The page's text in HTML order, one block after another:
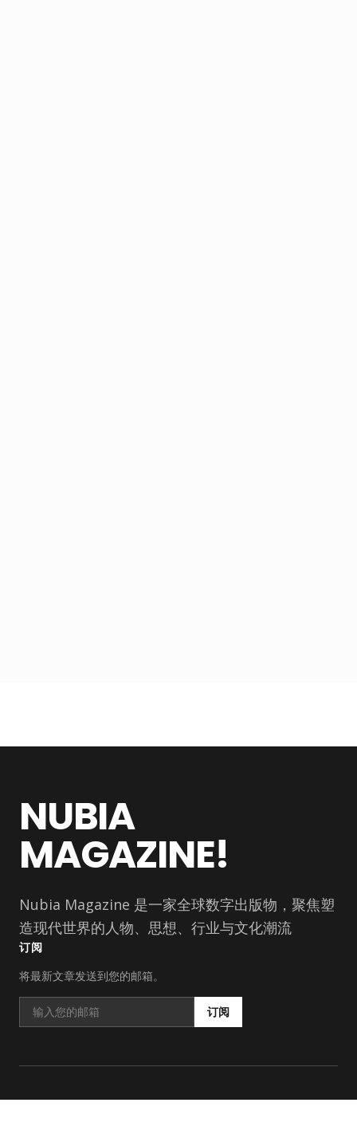
NUBIA
MAGAZINE!
Nubia Magazine 是一家全球数字出版物，聚焦塑
造现代世界的人物、思想、行业与文化潮流
订阅
将最新文章发送到您的邮箱。
订阅